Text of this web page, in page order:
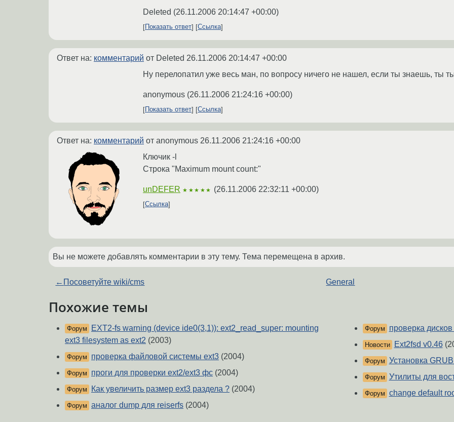
Deleted (26.11.2006 20:14:47 +00:00)
Показать ответ Ссылка
Ответ на: комментарий от Deleted 26.11.2006 20:14:47 +00:00
Ну перелопатил уже весь ман, по вопросу ничего не нашел, если ты знаешь, ты
anonymous (26.11.2006 21:24:16 +00:00)
Показать ответ Ссылка
Ответ на: комментарий от anonymous 26.11.2006 21:24:16 +00:00
Ключик -l
Строка "Maximum mount count:"
unDEFER ★★★★★ (26.11.2006 22:32:11 +00:00)
Ссылка
Вы не можете добавлять комментарии в эту тему. Тема перемещена в архив.
← Посоветуйте wiki/cms General
Похожие темы
Форум
EXT2-fs warning (device ide0(3,1)): ext2_read_super: mounting
ext3 filesystem as ext2 (2003)
Форум проверка файловой системы ext3 (2004)
Форум проги для проверки ext2/ext3 фс (2004)
Форум Как увеличить размер ext3 раздела ? (2004)
Форум аналог dump для reiserfs (2004)
Форум проверка
Новости Ext2fsd v0.46
Форум Установка
Форум Утилиты для
Форум change default